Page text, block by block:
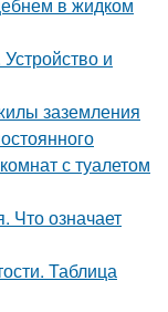
и
заземления
с туалетом
Что означает
Таблица